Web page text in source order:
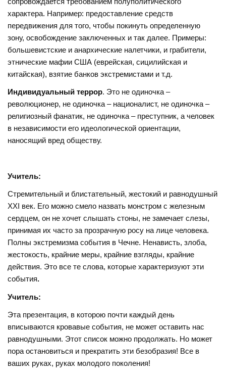
характера. Например: предоставление средств
передвижения для того, чтобы покинуть определенную
зону, освобождение заключенных и так далее. Примеры:
большевистские и анархические налетчики, и грабители,
этнические мафии США (еврейская, сицилийская и
китайская), взятие банков экстремистами и т.д.
Индивидуальный террор. Это не одиночка –
революционер, не одиночка – националист, не одиночка –
религиозный фанатик, не одиночка – преступник, а человек
в независимости его идеологической ориентации,
наносящий вред обществу.
Учитель:
Стремительный и блистательный, жестокий и равнодушный
ХХI век. Его можно смело назвать монстром с железным
сердцем, он не хочет слышать стоны, не замечает слезы,
принимая их часто за прозрачную росу на лице человека.
Полны экстремизма события в Чечне. Ненависть, злоба,
жестокость, крайние меры, крайние взгляды, крайние
действия. Это все те слова, которые характеризуют эти
события.
Учитель:
Эта презентация, в которою почти каждый день
вписываются кровавые события, не может оставить нас
равнодушными. Этот список можно продолжать. Но может
пора остановиться и прекратить эти безобразия! Все в
ваших руках, руках молодого поколения!